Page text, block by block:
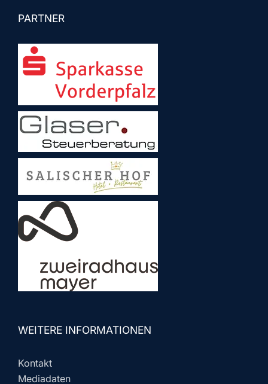
PARTNER
WEITERE INFORMATIONEN
Kontakt
Mediadaten